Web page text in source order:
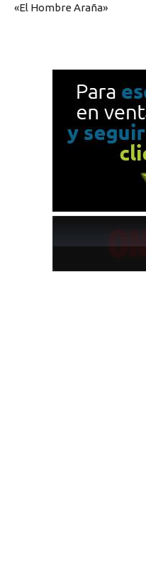
«El Hombre Araña»